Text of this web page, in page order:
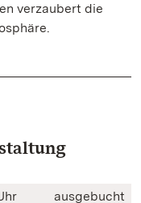
verzaubert die
ausgebucht